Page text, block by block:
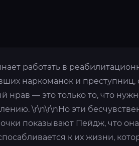
работать в
наркоманок и преступниц,
нрав — это только то, что
\r\n\r\nНо эти
показывают Пейдж, что
к их жизни,